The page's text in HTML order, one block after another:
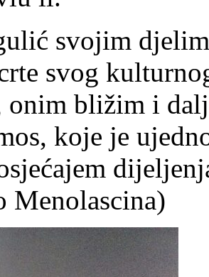
svojim
svog
onim bližim i
koje je
Menolascina)